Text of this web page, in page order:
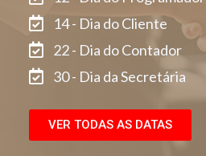
14 - Dia do Cliente
22 - Dia do Contador
30 - Dia da Secretária
VER TODAS AS DATAS